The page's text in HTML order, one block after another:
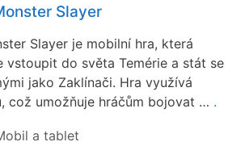
Slayer
Slayer je mobilní hra, která
vstoupit do světa Temérie a stát se
jako Zaklínači. Hra využívá
což umožňuje hráčům bojovat … .
a tablet